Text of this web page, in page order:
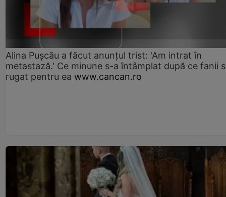
Alina Pușcău a făcut anunțul trist: 'Am intrat în
metastază.' Ce minune s-a întâmplat după ce fanii
rugat pentru ea www.cancan.ro